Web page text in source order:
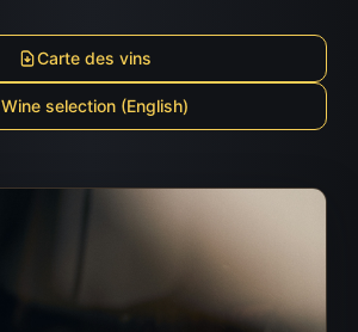
Carte des vins
Wine selection (English)